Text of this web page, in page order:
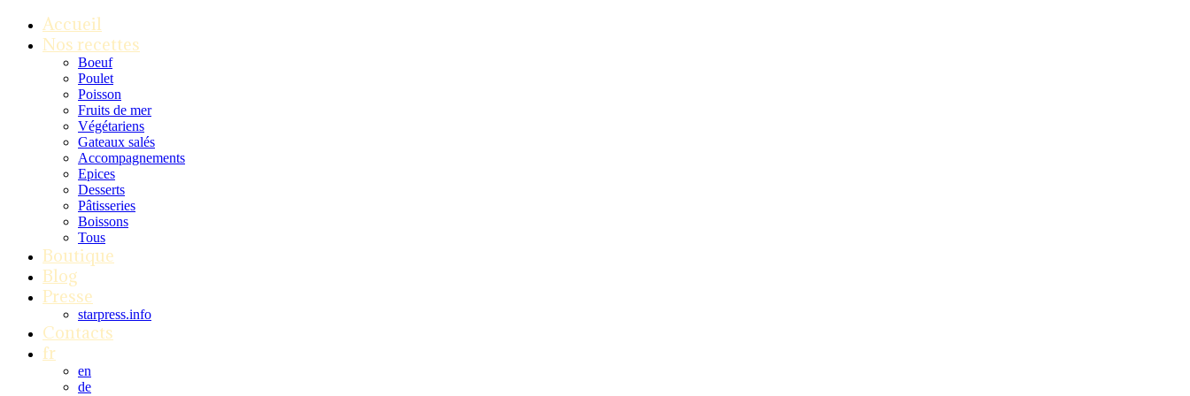
Accueil
Nos recettes
Boeuf
Poulet
Poisson
Fruits de mer
Végétariens
Gateaux salés
Accompagnements
Epices
Desserts
Pâtisseries
Boissons
Tous
Boutique
Blog
Presse
starpress.info
Contacts
fr
en
de